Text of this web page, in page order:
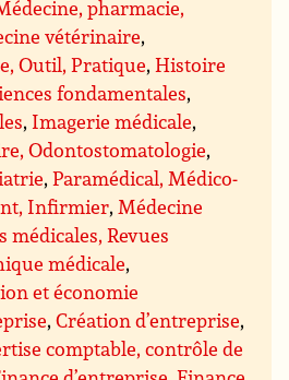
pharmacie,
vétérinaire,
Outil, Pratique,Histoire
fondamentales,
, Imagerie médicale,
Odontostomatologie,
,Paramédical, Médico-
Infirmier, Médecine
médicales, Revues
médicale,
et économie
,Création d’entreprise,
comptable, contrôle de